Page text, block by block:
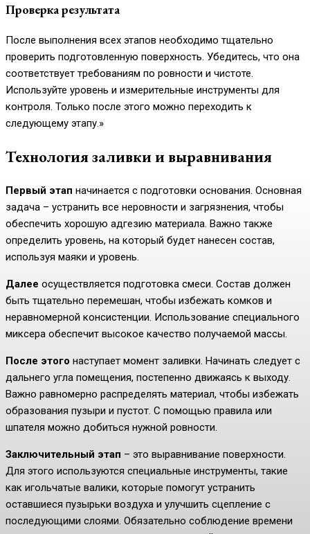
Проверка результата
После выполнения всех этапов необходимо тщательно
проверить подготовленную поверхность. Убедитесь, что она
соответствует требованиям по ровности и чистоте.
Используйте уровень и измерительные инструменты для
контроля. Только после этого можно переходить к
следующему этапу.»
Технология заливки и выравнивания
Первый этап начинается с подготовки основания. Основная
задача – устранить все неровности и загрязнения, чтобы
обеспечить хорошую адгезию материала. Важно также
определить уровень, на который будет нанесен состав,
используя маяки и уровень.
Далее осуществляется подготовка смеси. Состав должен
быть тщательно перемешан, чтобы избежать комков и
неравномерной консистенции. Использование специального
миксера обеспечит высокое качество получаемой массы.
После этого наступает момент заливки. Начинать следует с
дальнего угла помещения, постепенно движаясь к выходу.
Важно равномерно распределять материал, чтобы избежать
образования пузыри и пустот. С помощью правила или
шпателя можно добиться нужной ровности.
Заключительный этап – это выравнивание поверхности.
Для этого используются специальные инструменты, такие
как игольчатые валики, которые помогут устранить
оставшиеся пузырьки воздуха и улучшить сцепление с
последующими слоями. Обязательно соблюдение времени